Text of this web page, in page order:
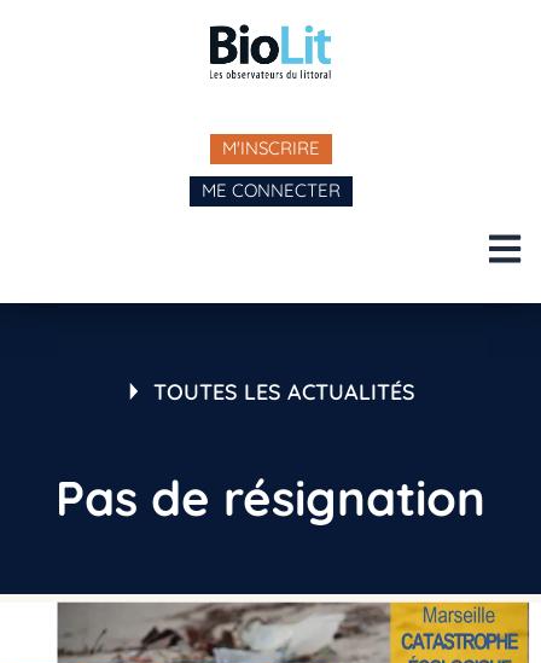
M'INSCRIRE
ME CONNECTER
TOUTES LES ACTUALITÉS
Pas de résignation